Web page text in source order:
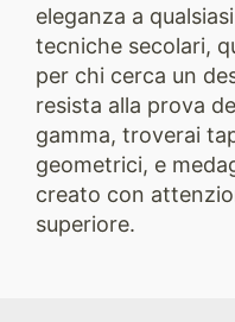
eleganza a
tecniche secolari,
per chi cerca un
resista alla prova
gamma, troverai
geometrici, e
creato con
superiore.